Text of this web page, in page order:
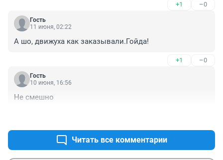
+1 –0
Гость
11 июня, 02:22
А шо, движуха как заказывали.Гойда!
+1 –0
Гость
10 июня, 16:56
Не смешно
Читать все комментарии